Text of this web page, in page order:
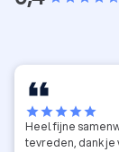
starstarstarstarstar
Heel fijne
tevreden, dank je